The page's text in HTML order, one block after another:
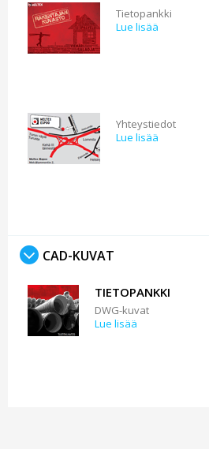
Tietopankki
Lue lisää
Yhteystiedot
Lue lisää
CAD-KUVAT
TIETOPANKKI
DWG-kuvat
Lue lisää